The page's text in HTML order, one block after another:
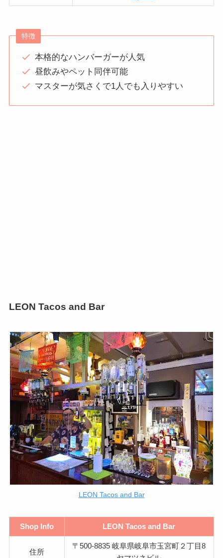
特徴
本格的なハンバーガーが人気
昼飲みやペット同伴可能
マスターが気さくで1人でも入りやすい
LEON Tacos and Bar
LEON Tacos and Bar
Shop Info LEON Tacos and Bar
住所
〒500-8835 岐阜県岐阜市玉宮町２丁目8